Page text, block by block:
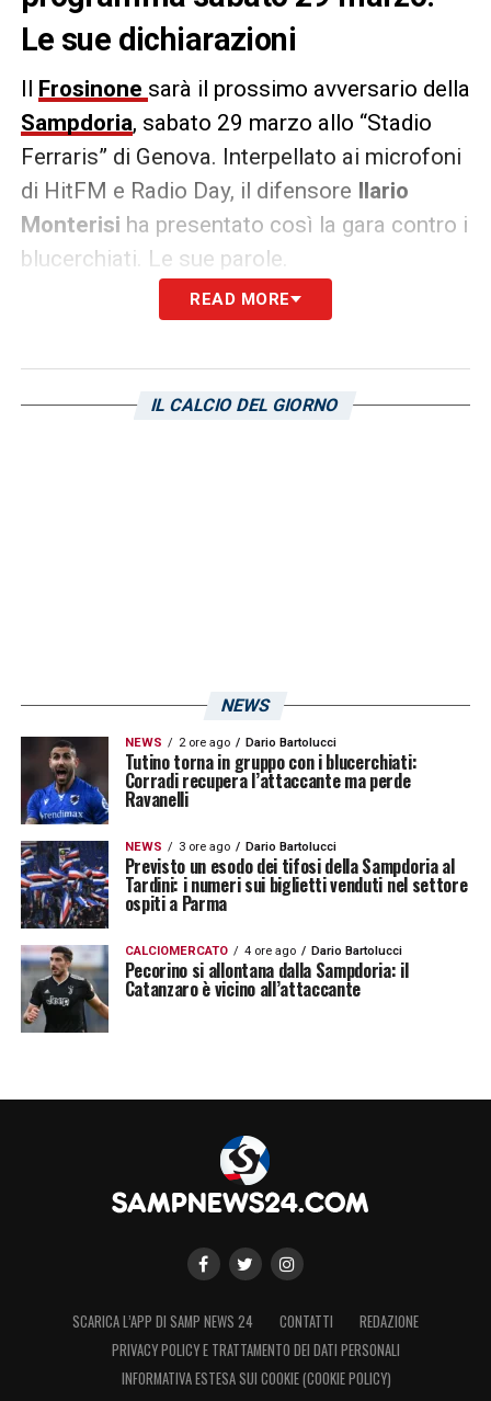
Le sue dichiarazioni
Il Frosinone sarà il prossimo avversario della
Sampdoria, sabato 29 marzo allo “Stadio
Ferraris” di Genova. Interpellato ai microfoni
di HitFM e Radio Day, il difensore Ilario
Monterisi ha presentato così la gara contro i
blucerchiati. Le sue parole.
SAMPDORIA – «Non penseremo alle otto
che se sabato si fa risultato non siamo salvi
READ MORE
IL CALCIO DEL GIORNO
NEWS
NEWS 2 ore ago Dario Bartolucci
Tutino torna in gruppo con i blucerchiati:
Corradi recupera l’attaccante ma perde
Ravanelli
NEWS 3 ore ago Dario Bartolucci
Previsto un esodo dei tifosi della Sampdoria al
Tardini: i numeri sui biglietti venduti nel settore
ospiti a Parma
CALCIOMERCATO 4 ore ago Dario Bartolucci
Pecorino si allontana dalla Sampdoria: il
Catanzaro è vicino all’attaccante
SCARICA L’APP DI SAMP NEWS 24 CONTATTI
REDAZIONE
PRIVACY POLICY E TRATTAMENTO DEI DATI PERSONALI
INFORMATIVA ESTESA SUI COOKIE (COOKIE POLICY)